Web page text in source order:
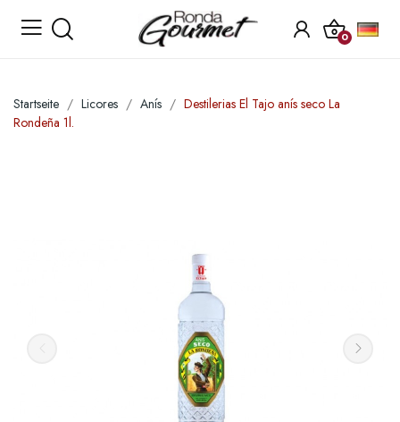
0
Startseite Licores Anís
Destilerias El Tajo anís seco La
Rondeña 1l.